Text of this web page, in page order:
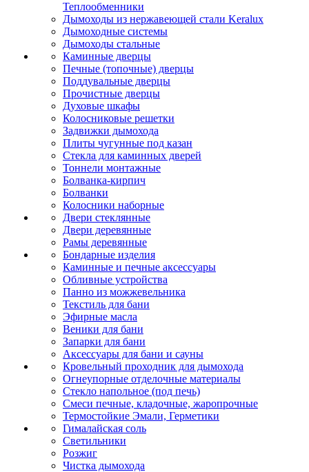
Теплообменники
Дымоходы из нержавеющей стали Keralux
Дымоходные системы
Дымоходы стальные
Каминные дверцы
Печные (топочные) дверцы
Поддувальные дверцы
Прочистные дверцы
Духовые шкафы
Колосниковые решетки
Задвижки дымохода
Плиты чугунные под казан
Стекла для каминных дверей
Тоннели монтажные
Болванка-кирпич
Болванки
Колосники наборные
Двери стеклянные
Двери деревянные
Рамы деревянные
Бондарные изделия
Каминные и печные аксессуары
Обливные устройства
Панно из можжевельника
Текстиль для бани
Эфирные масла
Веники для бани
Запарки для бани
Аксессуары для бани и сауны
Кровельный проходник для дымохода
Огнеупорные отделочные материалы
Стекло напольное (под печь)
Смеси печные, кладочные, жаропрочные
Термостойкие Эмали, Герметики
Гималайская соль
Светильники
Розжиг
Чистка дымохода